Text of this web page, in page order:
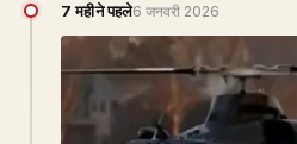
7 महीने पहले6 जनवरी 2026